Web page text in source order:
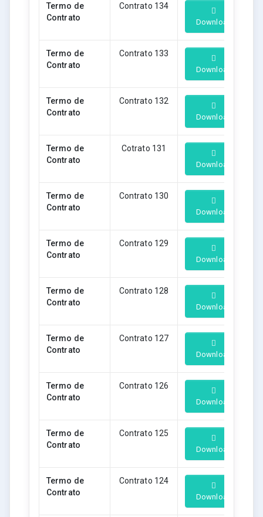
Termo de
Contrato
Contrato 134
Download
Termo de
Contrato
Contrato 133
Download
Termo de
Contrato
Contrato 132
Download
Termo de
Contrato
Cotrato 131
Download
Termo de
Contrato
Contrato 130
Download
Termo de
Contrato
Contrato 129
Download
Termo de
Contrato
Contrato 128
Download
Termo de
Contrato
Contrato 127
Download
Termo de
Contrato
Contrato 126
Download
Termo de
Contrato
Contrato 125
Download
Termo de
Contrato
Contrato 124
Download